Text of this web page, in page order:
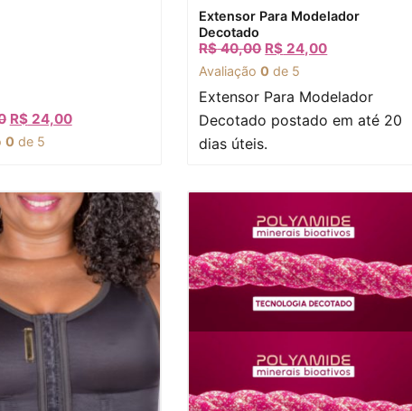
R$24,00
0 de 5
Visualização rápida
Extensor Para Modelador
Decotado
R$40,00 R$ 24,00
Avaliação0 de 5
Extensor Para Modelador
Decotado postado em até 20
dias úteis.